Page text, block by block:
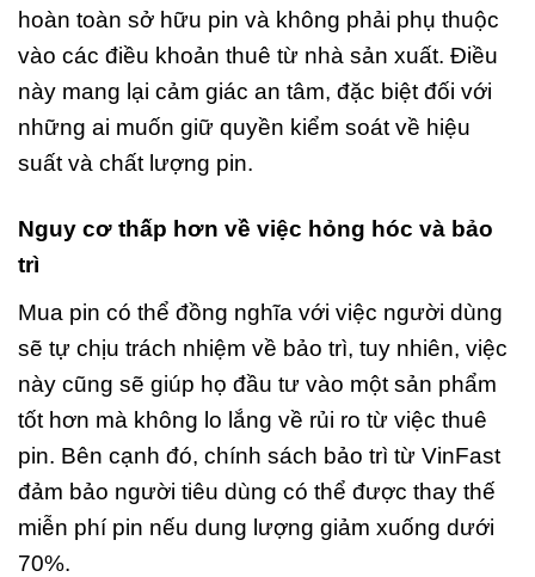
hoàn toàn sở hữu pin và không phải phụ thuộc
vào các điều khoản thuê từ nhà sản xuất. Điều
này mang lại cảm giác an tâm, đặc biệt đối với
những ai muốn giữ quyền kiểm soát về hiệu
suất và chất lượng pin.
Nguy cơ thấp hơn về việc hỏng hóc và bảo
trì
Mua pin có thể đồng nghĩa với việc người dùng
sẽ tự chịu trách nhiệm về bảo trì, tuy nhiên, việc
này cũng sẽ giúp họ đầu tư vào một sản phẩm
tốt hơn mà không lo lắng về rủi ro từ việc thuê
pin. Bên cạnh đó, chính sách bảo trì từ VinFast
đảm bảo người tiêu dùng có thể được thay thế
miễn phí pin nếu dung lượng giảm xuống dưới
70%.